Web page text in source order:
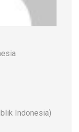
Indonesia)